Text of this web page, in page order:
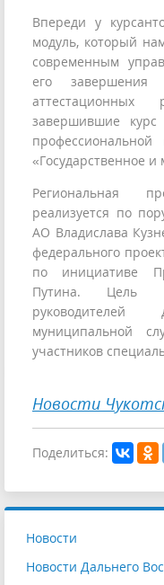
Впереди у
модуль, который
современным
его завершения
завершившие
«Государственное
Региональная
реализуется по
АО Владислава
федерального
по инициативе
Путина. Цель
муниципальной
участников
Новости
Поделиться:
Новости
Новости Дальнего